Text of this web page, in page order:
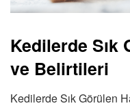
Kedilerde Sık
ve Belirtileri
Kedilerde Sık Görülen